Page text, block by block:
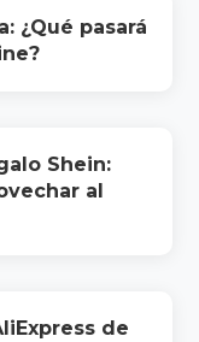
¿Qué pasará
Shein:
al
de